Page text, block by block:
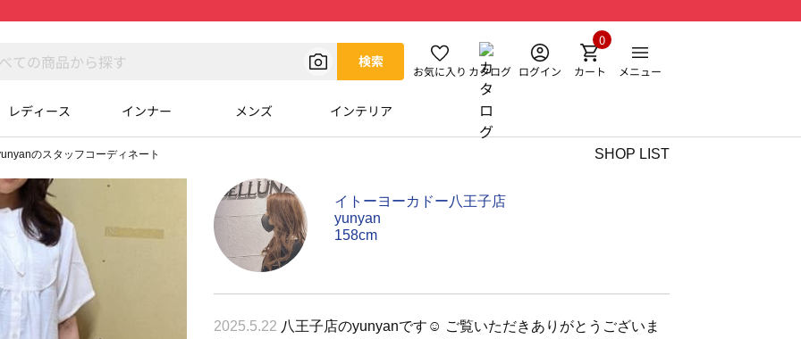
検索
お気に入り カタログ ログイン カート
0
メニュー
レディース インナー メンズ インテリア
のスタッフコーディネート SHOP LIST
イトーヨーカドー八王子店
yunyan
158cm
2025.5.22 八王子店のyunyanです☺︎ ご覧いただきありがとうございま